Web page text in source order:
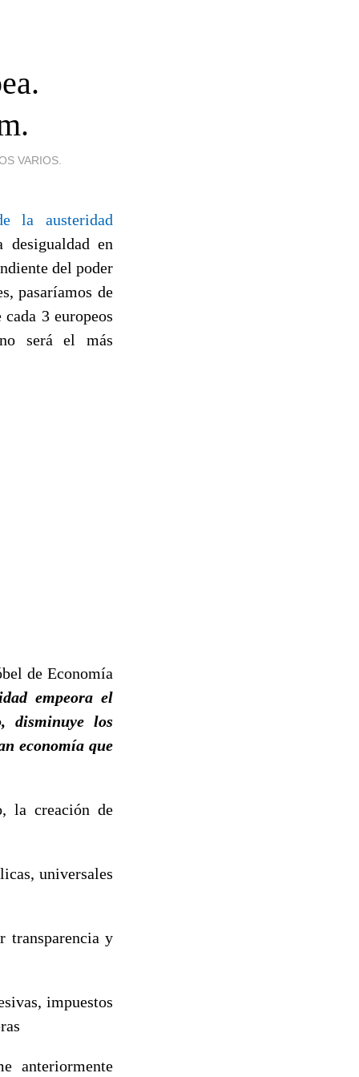
VARIOS.
la austeridad
en
del poder
pasaríamos de
3 europeos
será el más
de Economía
empeora el
disminuye los
economía que
la creación de
universales
transparencia y
impuestos
anteriormente